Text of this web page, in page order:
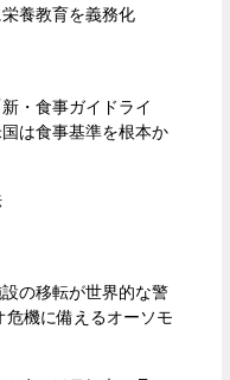
養教育を義務化
・食事ガイドライ
は食事基準を根本か
の移転が世界的な警
機に備えるオーソモ